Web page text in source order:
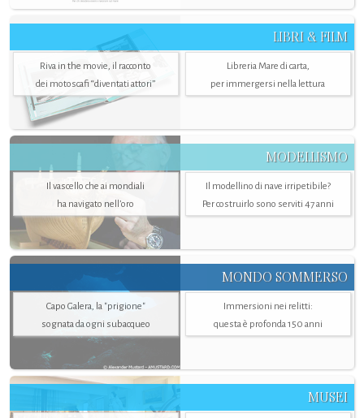
LIBRI & FILM
Riva in the movie, il racconto
dei motoscafi “diventati attori”
Libreria Mare di carta,
per immergersi nella lettura
MODELLISMO
Il vascello che ai mondiali
ha navigato nell’oro
Il modellino di nave irripetibile?
Per costruirlo sono serviti 47 anni
MONDO SOMMERSO
Capo Galera, la "prigione"
sognata da ogni subacqueo
Immersioni nei relitti:
questa è profonda 150 anni
MUSEI